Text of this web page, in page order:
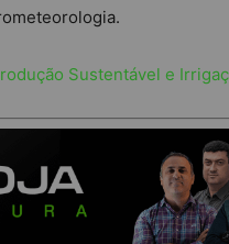
Sustentável e